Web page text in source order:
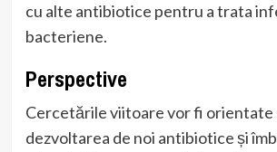
cu alte antibiotice pentru a trata
bacteriene.
Perspective
Cercetările viitoare vor fi orientate
dezvoltarea de noi antibiotice și